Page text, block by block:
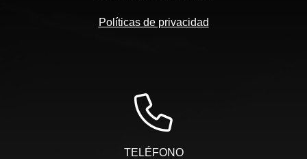
Políticas de privacidad
TELÉFONO